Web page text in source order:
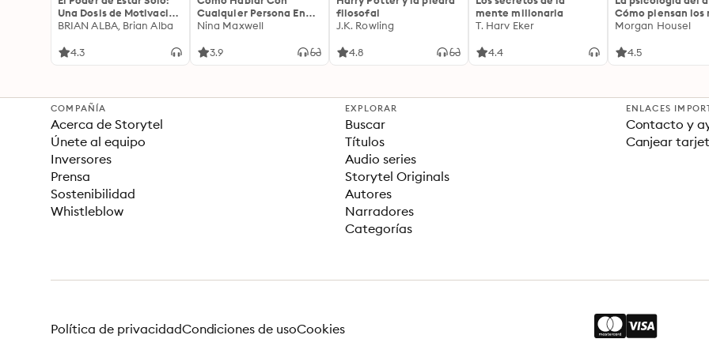
Una Dosis de Motivación
Acompañada de Ideas
una Vida Mejor
BRIAN ALBA, Brian Alba
4.3
Cualquier Persona En
Cualquier Lugar Y En
Nina Maxwell
3.9
filosofal
J.K. Rowling
4.8
mente millonaria
T. Harv Eker
4.4
Cómo piensan los
18 claves
Morgan Housel
4.5
COMPAÑÍA
Acerca de Storytel
Únete al equipo
Inversores
Prensa
Sostenibilidad
Whistleblow
EXPLORAR
Buscar
Títulos
Audio series
Storytel Originals
Autores
Narradores
Categorías
ENLACES
Contacto y
Canjear
Política de privacidadCondiciones de usoCookies